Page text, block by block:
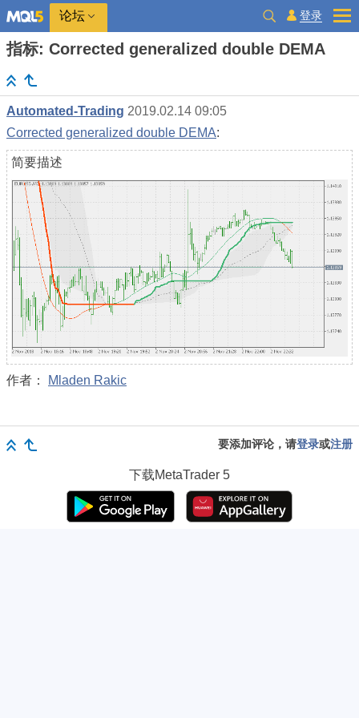
论坛 登录
指标: Corrected generalized double DEMA
Automated-Trading 2019.02.14 09:05
Corrected generalized double DEMA:
简要描述
作者： Mladen Rakic
要添加评论，请登录或注册
下载MetaTrader 5